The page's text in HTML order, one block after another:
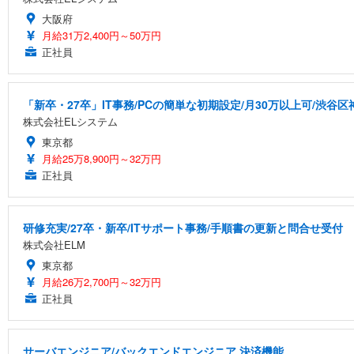
大阪府
月給31万2,400円～50万円
正社員
「新卒・27卒」IT事務/PCの簡単な初期設定/月30万以上可/渋谷区
株式会社ELシステム
東京都
月給25万8,900円～32万円
正社員
研修充実/27卒・新卒/ITサポート事務/手順書の更新と問合せ受付
株式会社ELM
東京都
月給26万2,700円～32万円
正社員